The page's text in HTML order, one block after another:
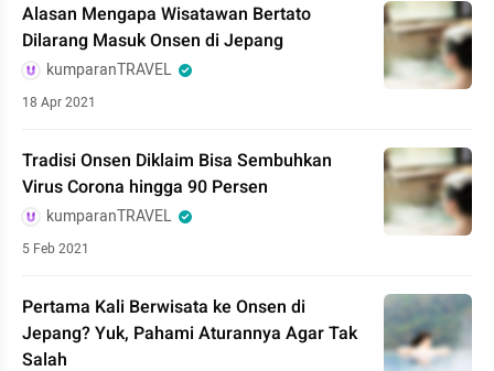
Alasan Mengapa Wisatawan Bertato
Dilarang Masuk Onsen di Jepang
kumparanTRAVEL
18 Apr 2021
Tradisi Onsen Diklaim Bisa Sembuhkan
Virus Corona hingga 90 Persen
kumparanTRAVEL
5 Feb 2021
Pertama Kali Berwisata ke Onsen di
Jepang? Yuk, Pahami Aturannya Agar Tak
Salah